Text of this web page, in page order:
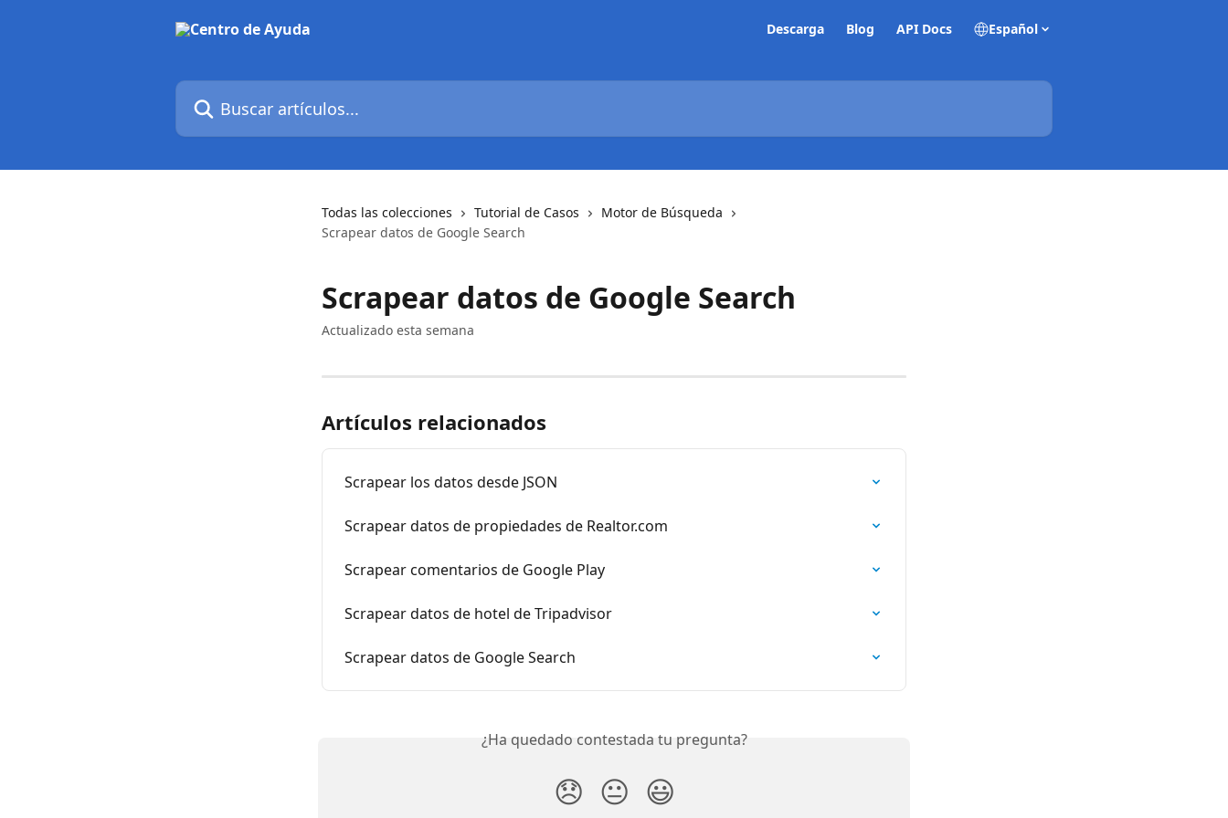
Descarga Blog API Docs Español
Buscar artículos...
Todas las colecciones Tutorial de Casos
Motor de Búsqueda
Scrapear datos de Google Search
Scrapear datos de Google Search
Actualizado esta semana
Artículos relacionados
Scrapear los datos desde JSON
Scrapear datos de propiedades de Realtor.com
Scrapear comentarios de Google Play
Scrapear datos de hotel de Tripadvisor
Scrapear datos de Google Search
¿Ha quedado contestada tu pregunta?
😞 😐 😃